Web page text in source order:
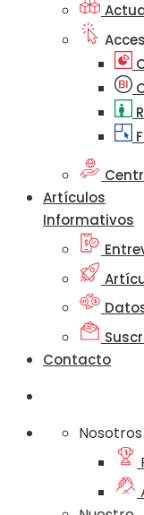
Artículos
Informativos
Contacto
Nosotros